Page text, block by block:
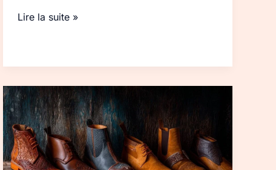
Lire la suite »
Chaussures
espagnoles :
marques
à
connaître